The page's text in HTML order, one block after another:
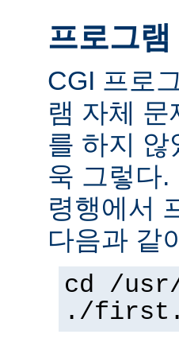
프로그램
CGI 프로
램 자체
를 하지
욱 그렇다
령행에서
다음과 같
cd /
./